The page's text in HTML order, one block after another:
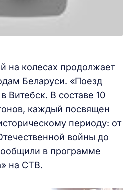
на колесах продолжает
Беларуси. «Поезд
Витебск. В составе 10
каждый посвящен
периоду: от
войны до
в программе
на СТВ.